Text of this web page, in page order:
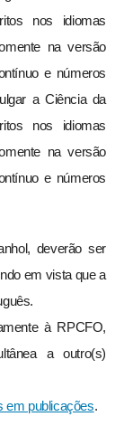
nos idiomas
na versão
e números
a Ciência da
nos idiomas
na versão
e números
deverão ser
em vista que a
à RPCFO,
a outro(s)
em publicações.